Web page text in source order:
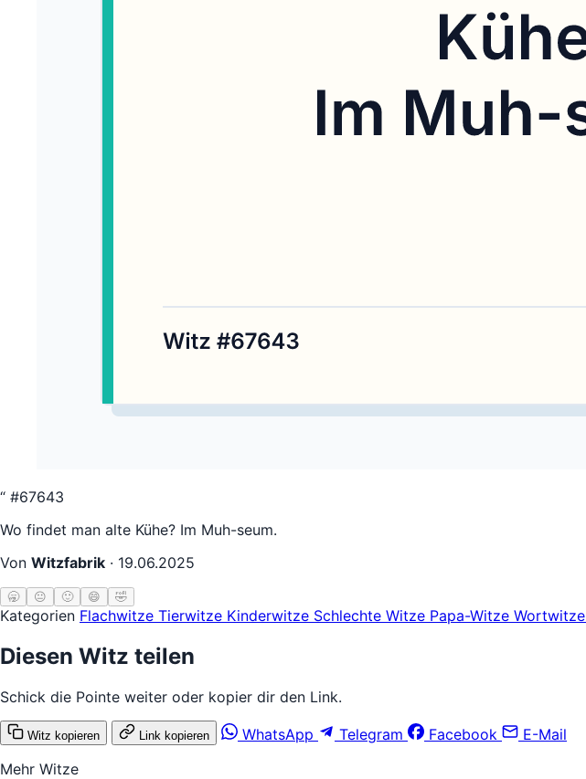
“ #67643
Wo findet man alte Kühe? Im Muh-seum.
Von Witzfabrik · 19.06.2025
🥱 😐 🙂 😄 🤣
Kategorien Flachwitze Tierwitze Kinderwitze Schlechte Witze Papa-Witze Wortwitze
Diesen Witz teilen
Schick die Pointe weiter oder kopier dir den Link.
Witz kopieren Link kopieren WhatsApp Telegram Facebook
E-Mail
Mehr Witze